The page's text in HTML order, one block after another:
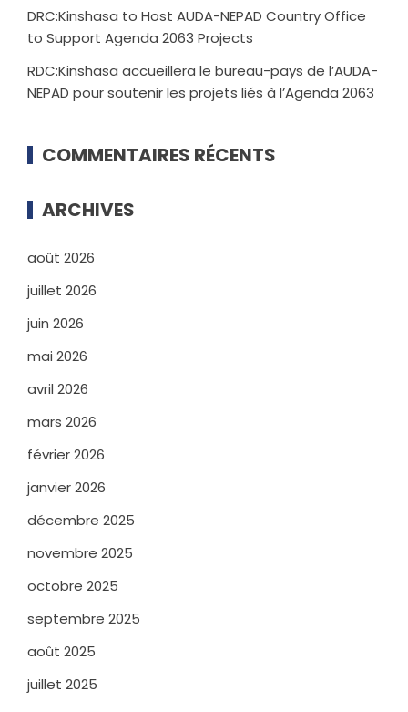
DRC:Kinshasa to Host AUDA-NEPAD Country Office
to Support Agenda 2063 Projects
RDC:Kinshasa accueillera le bureau-pays de l’AUDA-
NEPAD pour soutenir les projets liés à l’Agenda 2063
COMMENTAIRES RÉCENTS
ARCHIVES
août 2026
juillet 2026
juin 2026
mai 2026
avril 2026
mars 2026
février 2026
janvier 2026
décembre 2025
novembre 2025
octobre 2025
septembre 2025
août 2025
juillet 2025